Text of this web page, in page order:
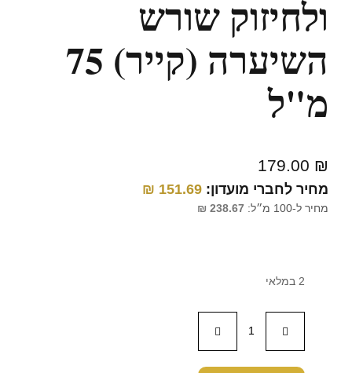
ולחיזוק שורש
השיערה (קייר) 75
מ"ל
179.00 ₪
מחיר לחברי מועדון: 151.69
₪
מחיר ל-100 מ״ל: 238.67
₪
2 במלאי